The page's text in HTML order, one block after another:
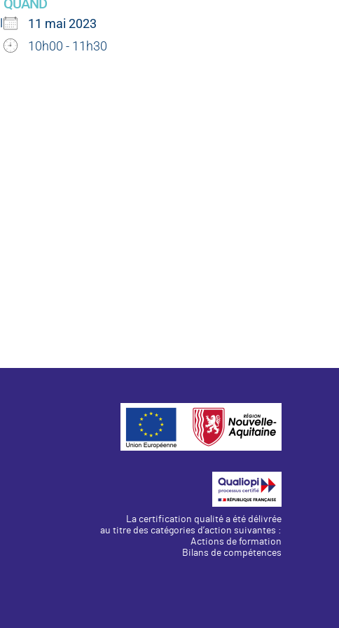
QUAND
11 mai 2023
10h00 - 11h30
La certification qualité a été délivrée
au titre des catégories d’action suivantes :
Actions de formation
Bilans de compétences